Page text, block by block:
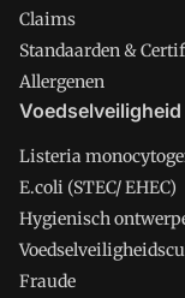
Claims
Standaarden &
Allergenen
Voedselveiligheid
Listeria
E.coli (STEC/ EHEC)
Hygienisch
Fraude